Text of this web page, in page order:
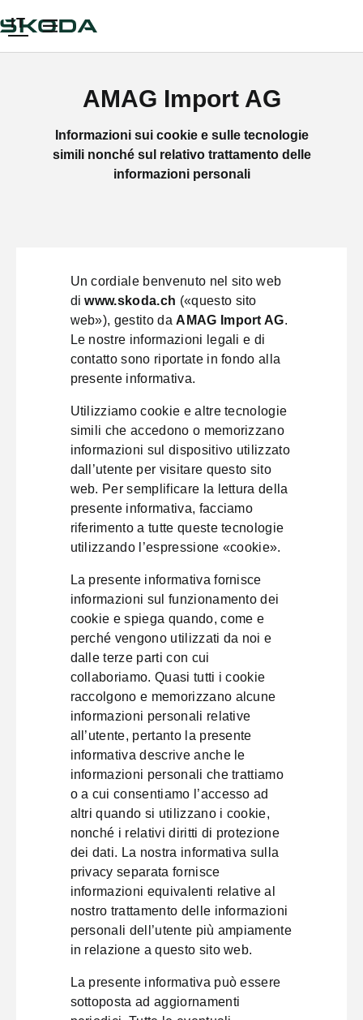
IT
AMAG Import AG
Informazioni sui cookie e sulle tecnologie
simili nonché sul relativo trattamento delle
informazioni personali
Un cordiale benvenuto nel sito web
diwww.skoda.ch («questo sito
web»), gestito da AMAG Import AG.
Le nostre informazioni legali e di
contatto sono riportate in fondo alla
presente informativa.
Utilizziamo cookie e altre tecnologie
simili che accedono o memorizzano
informazioni sul dispositivo utilizzato
dall’utente per visitare questo sito
web. Per semplificare la lettura della
presente informativa, facciamo
riferimento a tutte queste tecnologie
utilizzando l’espressione «cookie».
La presente informativa fornisce
informazioni sul funzionamento dei
cookie e spiega quando, come e
perché vengono utilizzati da noi e
dalle terze parti con cui
collaboriamo. Quasi tutti i cookie
raccolgono e memorizzano alcune
informazioni personali relative
all’utente, pertanto la presente
informativa descrive anche le
informazioni personali che trattiamo
o a cui consentiamo l’accesso ad
altri quando si utilizzano i cookie,
nonché i relativi diritti di protezione
dei dati. La nostra informativa sulla
privacy separata fornisce
informazioni equivalenti relative al
nostro trattamento delle informazioni
personali dell’utente più ampiamente
in relazione a questo sito web.
La presente informativa può essere
sottoposta ad aggiornamenti